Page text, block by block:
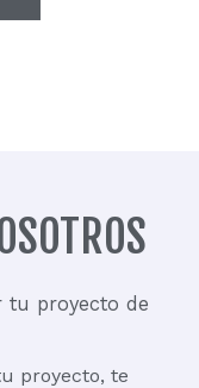
tu proyecto de
proyecto, te